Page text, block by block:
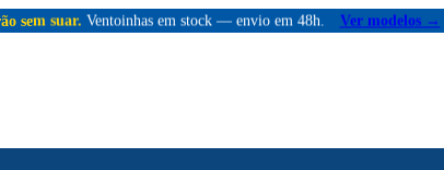
sem suar. Ventoinhas em stock — envio em 48h. Ver modelos →